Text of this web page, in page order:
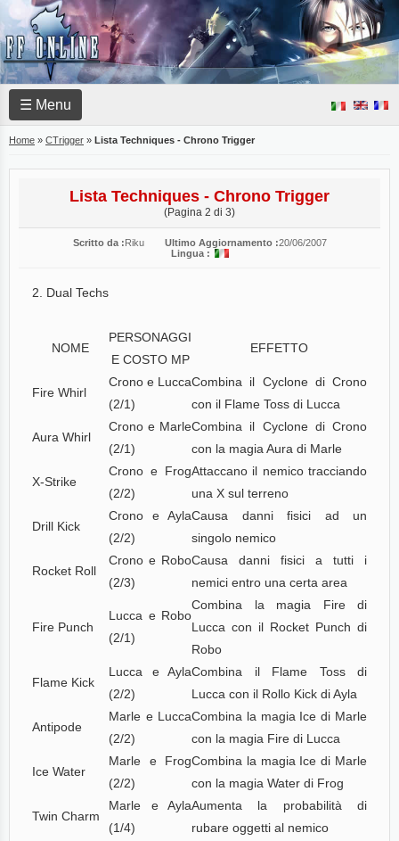
☰ Menu
Home » CTrigger » Lista Techniques - Chrono Trigger
Lista Techniques - Chrono Trigger
(Pagina 2 di 3)
Scritto da :Riku Ultimo Aggiornamento :20/06/2007
Lingua :
2. Dual Techs
NOME
PERSONAGGI
E COSTO MP
EFFETTO
Fire Whirl
Crono e Lucca
(2/1)
Combina il Cyclone di Crono
con il Flame Toss di Lucca
Aura Whirl
Crono e Marle
(2/1)
Combina il Cyclone di Crono
con la magia Aura di Marle
X-Strike
Crono e Frog
(2/2)
Attaccano il nemico tracciando
una X sul terreno
Drill Kick
Crono e Ayla
(2/2)
Causa danni fisici ad un
singolo nemico
Rocket Roll
Crono e Robo
(2/3)
Causa danni fisici a tutti i
nemici entro una certa area
Fire Punch
Lucca e Robo
(2/1)
Combina la magia Fire di
Lucca con il Rocket Punch di
Robo
Flame Kick
Lucca e Ayla
(2/2)
Combina il Flame Toss di
Lucca con il Rollo Kick di Ayla
Antipode
Marle e Lucca
(2/2)
Combina la magia Ice di Marle
con la magia Fire di Lucca
Ice Water
Marle e Frog
(2/2)
Combina la magia Ice di Marle
con la magia Water di Frog
Twin Charm
Marle e Ayla
(1/4)
Aumenta la probabilità di
rubare oggetti al nemico